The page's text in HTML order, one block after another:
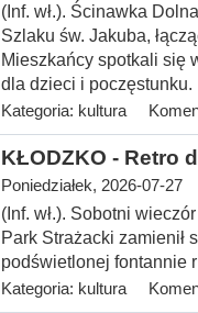
(Inf. wł.). Ścinawka
Szlaku św. Jakuba,
Mieszkańcy spotkali się
dla dzieci i poczęstunku.
Kategoria: kultura
KŁODZKO - Retro
Poniedziałek, 2026-07-27
(Inf. wł.). Sobotni
Park Strażacki zamienił
podświetlonej fontannie
Kategoria: kultura